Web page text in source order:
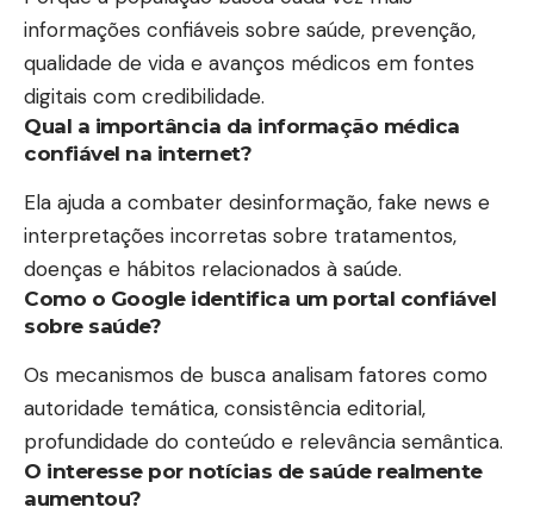
informações confiáveis sobre saúde, prevenção,
qualidade de vida e avanços médicos em fontes
digitais com credibilidade.
Qual a importância da informação médica
confiável na internet?
Ela ajuda a combater desinformação, fake news e
interpretações incorretas sobre tratamentos,
doenças e hábitos relacionados à saúde.
Como o Google identifica um portal confiável
sobre saúde?
Os mecanismos de busca analisam fatores como
autoridade temática, consistência editorial,
profundidade do conteúdo e relevância semântica.
O interesse por notícias de saúde realmente
aumentou?